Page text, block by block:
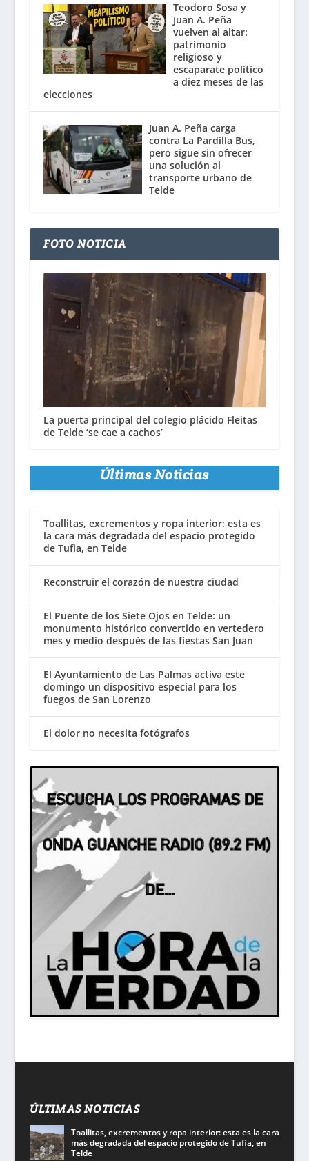
Teodoro Sosa y
Juan A. Peña
vuelven al altar:
patrimonio
religioso y
escaparate político
a diez meses de las
elecciones
Juan A. Peña carga
contra La Pardilla Bus,
pero sigue sin ofrecer
una solución al
transporte urbano de
Telde
FOTO NOTICIA
La puerta principal del colegio plácido Fleitas
de Telde ‘se cae a cachos’
Últimas Noticias
Toallitas, excrementos y ropa interior: esta es
la cara más degradada del espacio protegido
de Tufia, en Telde
Reconstruir el corazón de nuestra ciudad
El Puente de los Siete Ojos en Telde: un
monumento histórico convertido en vertedero
mes y medio después de las fiestas San Juan
El Ayuntamiento de Las Palmas activa este
domingo un dispositivo especial para los
fuegos de San Lorenzo
El dolor no necesita fotógrafos
ÚLTIMAS NOTICIAS
Toallitas, excrementos y ropa interior: esta es la cara
más degradada del espacio protegido de Tufia, en
Telde